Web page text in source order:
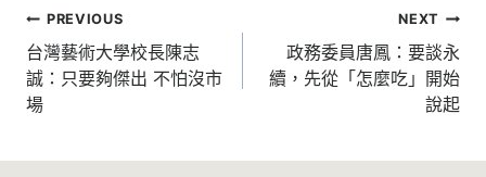
文
章
導
PREVIOUS
台灣藝術大學校長陳志
誠：只要夠傑出 不怕沒市
場
NEXT
政務委員唐鳳：要談永
續，先從「怎麼吃」開始
說起